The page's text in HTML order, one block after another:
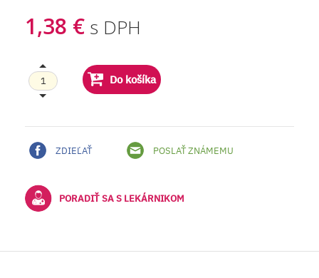
1,38 € s DPH
Do košíka
ZDIEĽAŤ POSLAŤ ZNÁMEMU
PORADIŤ SA S LEKÁRNIKOM